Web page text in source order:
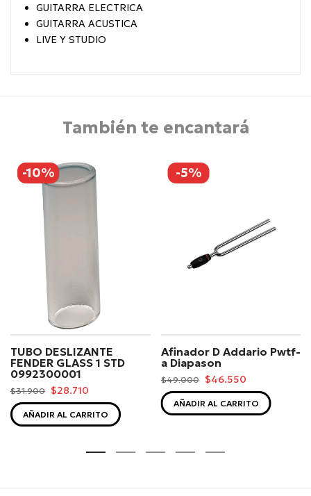
GUITARRA ELECTRICA
GUITARRA ACUSTICA
LIVE Y STUDIO
También te encantará
-10%
TUBO DESLIZANTE
FENDER GLASS 1 STD
0992300001
$31.900 $28.710
AÑADIR AL CARRITO
-5%
Afinador D Addario Pwtf-
a Diapason
$49.000 $46.550
AÑADIR AL CARRITO